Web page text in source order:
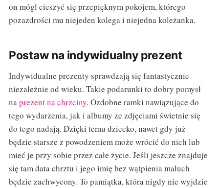
on mógł cieszyć się przepięknym pokojem, którego
pozazdrości mu niejeden kolega i niejedna koleżanka.
Postaw na indywidualny prezent
Indywidualne prezenty sprawdzają się fantastycznie
niezależnie od wieku. Takie podarunki to dobry pomysł
naprezent na chrzciny. Ozdobne ramki nawiązujące do
tego wydarzenia, jak i albumy ze zdjęciami świetnie się
do tego nadają. Dzięki temu dziecko, nawet gdy już
będzie starsze z powodzeniem może wrócić do nich lub
mieć je przy sobie przez całe życie. Jeśli jeszcze znajduje
się tam data chrztu i jego imię bez wątpienia maluch
będzie zachwycony. To pamiątka, która nigdy nie wyjdzie